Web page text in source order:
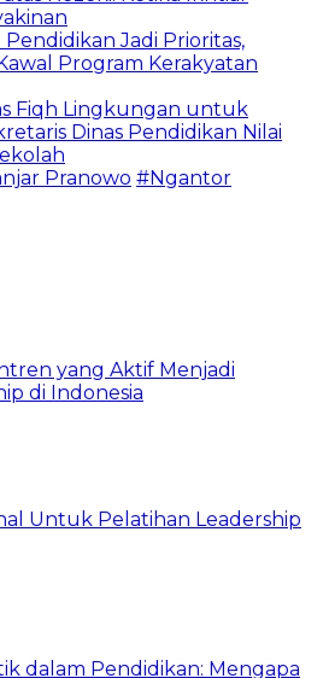
Jadi Prioritas,
Program Kerakyatan
Fiqh Lingkungan untuk
Dinas Pendidikan Nilai
Pranowo #Ngantor
yang Aktif Menjadi
di Indonesia
Untuk Pelatihan Leadership
dalam Pendidikan: Mengapa